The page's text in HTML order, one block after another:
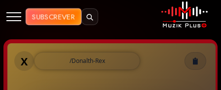
Muzik Plus AO - Streaming de
SUBSCREVER
Muzik Plus AO - Donalth Rex
X /Donalth-Rex